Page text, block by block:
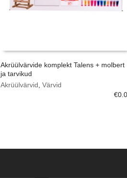
Akrüülvärvide komplekt Talens + molbert
ja tarvikud
Akrüülvärvid Värvid
€